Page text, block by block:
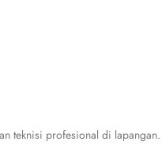
teknisi profesional di lapangan.